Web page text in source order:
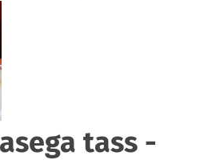
tass -